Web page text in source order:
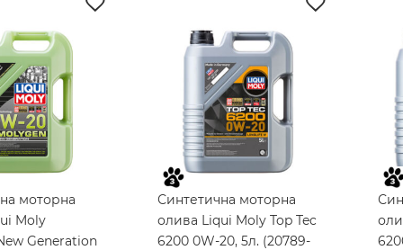
моторна
Moly
Generation
Синтетична моторна
олива Liqui Moly Top Tec
6200 0W-20, 5л. (20789-